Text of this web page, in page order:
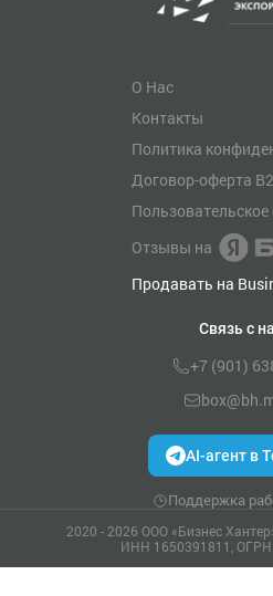
О Нас
Контакты
Политика
Договор-оферта
Отзывы на
Продавать на
Связь с
+7 (901)
AI-агент в
Поддержка
2020 - 2026 ООО «Бизнес
ИНН 1650391811,